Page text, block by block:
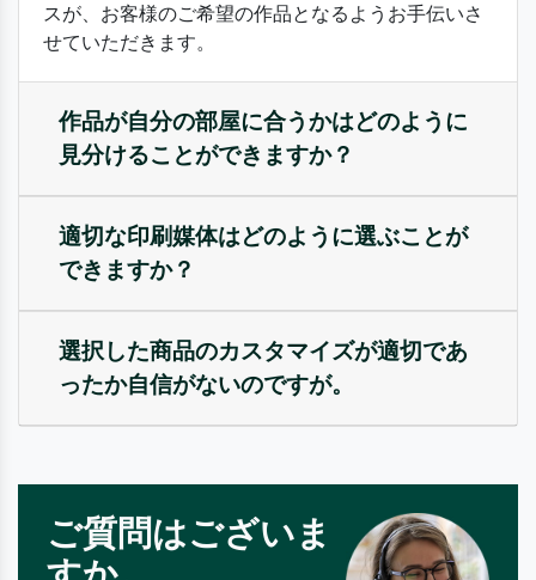
スが、お客様のご希望の作品となるようお手伝いさ
せていただきます。
作品が自分の部屋に合うかはどのように
見分けることができますか？
適切な印刷媒体はどのように選ぶことが
できますか？
選択した商品のカスタマイズが適切であ
ったか自信がないのですが。
ご質問はございま